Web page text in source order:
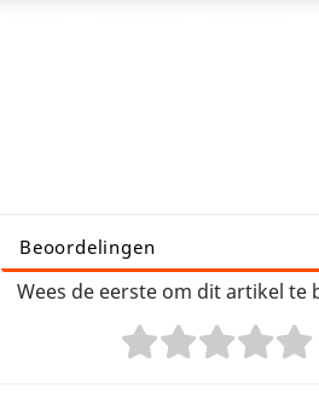
Beoordelingen
Wees de eerste om dit artikel te